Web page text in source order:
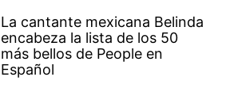
La cantante mexicana Belinda
encabeza la lista de los 50
más bellos de People en
Español